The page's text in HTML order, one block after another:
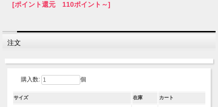
[ポイント還元 110ポイント～]
注文
購入数: 個
サイズ 在庫 カート